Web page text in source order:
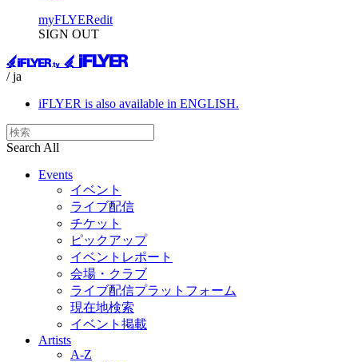
myFLYERedit
SIGN OUT
/ ja
iFLYER is also available in ENGLISH.
Search All
Events
イベント
ライブ配信
チケット
ピックアップ
イベントレポート
会場・クラブ
ライブ配信プラットフォーム
現在地検索
イベント掲載
Artists
A-Z